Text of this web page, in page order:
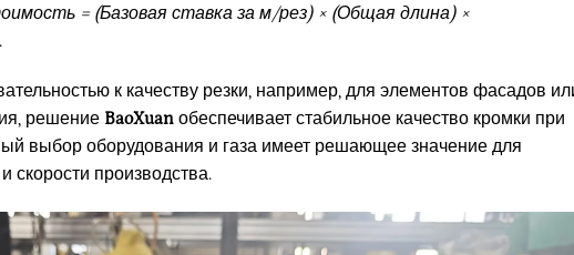
= (Базовая ставка за м/рез) × (Общая длина) ×
к качеству резки, например, для элементов фасадов
решение BaoXuan обеспечивает стабильное качество кромки при
выбор оборудования и газа имеет решающее значение для
скорости производства.